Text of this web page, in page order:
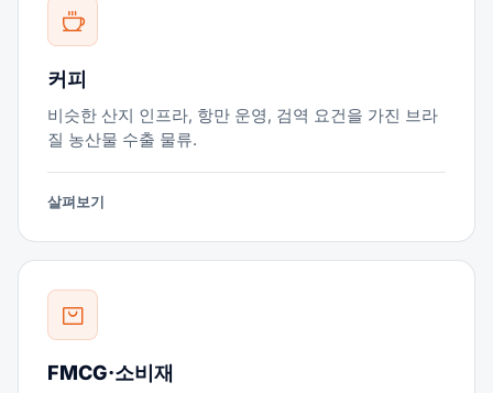
커피
비슷한 산지 인프라, 항만 운영, 검역 요건을 가진 브라
질 농산물 수출 물류.
살펴보기
FMCG·소비재